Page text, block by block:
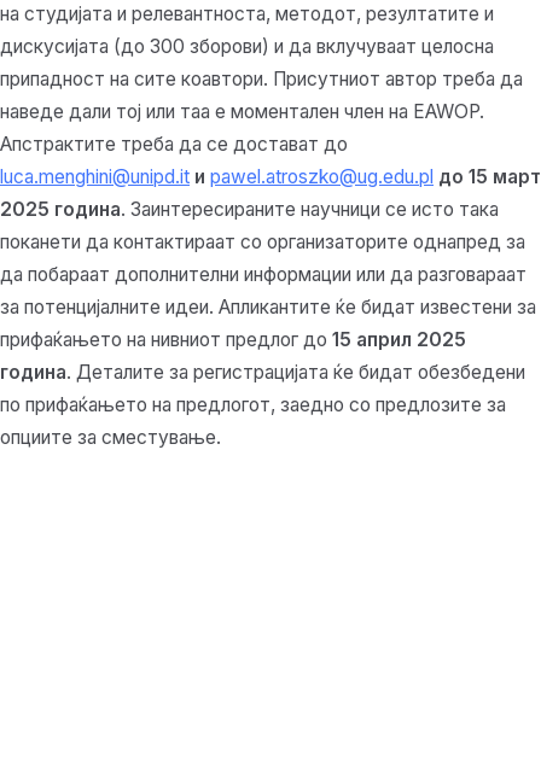
на студијата и релевантноста, методот, резултатите и
дискусијата (до 300 зборови) и да вклучуваат целосна
припадност на сите коавтори. Присутниот автор треба да
наведе дали тој или таа е моментален член на EAWOP.
Апстрактите треба да се достават до
luca.menghini@unipd.it и pawel.atroszko@ug.edu.pl до 15 март
2025 година. Заинтересираните научници се исто така
поканети да контактираат со организаторите однапред за
да побараат дополнителни информации или да разговараат
за потенцијалните идеи. Апликантите ќе бидат известени за
прифаќањето на нивниот предлог до 15 април 2025
година. Деталите за регистрацијата ќе бидат обезбедени
по прифаќањето на предлогот, заедно со предлозите за
опциите за сместување.